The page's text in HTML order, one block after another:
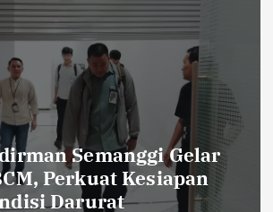
Semanggi Hadiri
ke-7 DWP DPD RI,
dan Sinergi